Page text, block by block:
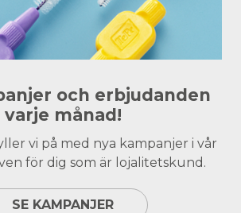
och erbjudanden
varje månad!
vi på med nya kampanjer i vår
för dig som är lojalitetskund.
SE KAMPANJER